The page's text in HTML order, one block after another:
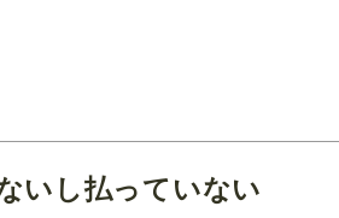
いし払っていない